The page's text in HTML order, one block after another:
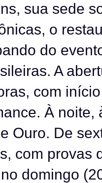
sua sede
o
do
A
com
À
Ouro. De
com provas
domingo